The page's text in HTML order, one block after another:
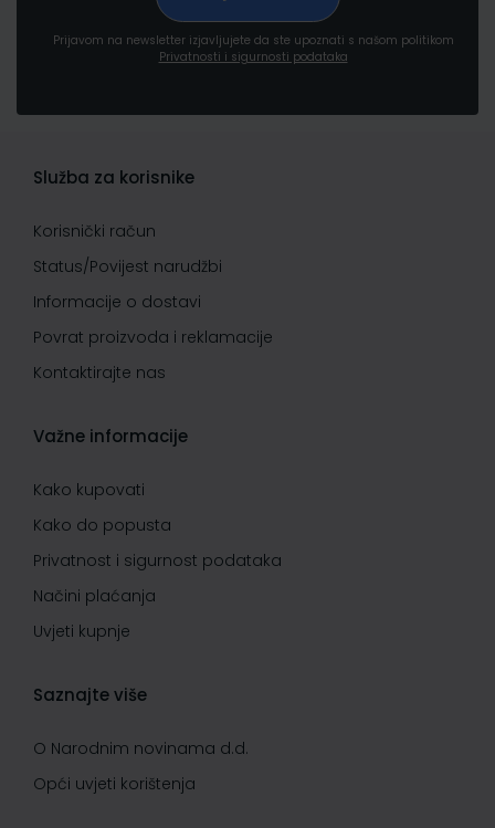
Prijavom na newsletter izjavljujete da ste upoznati s našom politikom
Privatnosti i sigurnosti podataka
Služba za korisnike
Korisnički račun
Status/Povijest narudžbi
Informacije o dostavi
Povrat proizvoda i reklamacije
Kontaktirajte nas
Važne informacije
Kako kupovati
Kako do popusta
Privatnost i sigurnost podataka
Načini plaćanja
Uvjeti kupnje
Saznajte više
O Narodnim novinama d.d.
Opći uvjeti korištenja